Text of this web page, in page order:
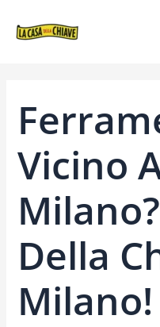
Vicino
Della
Milano!
ARTICOLI